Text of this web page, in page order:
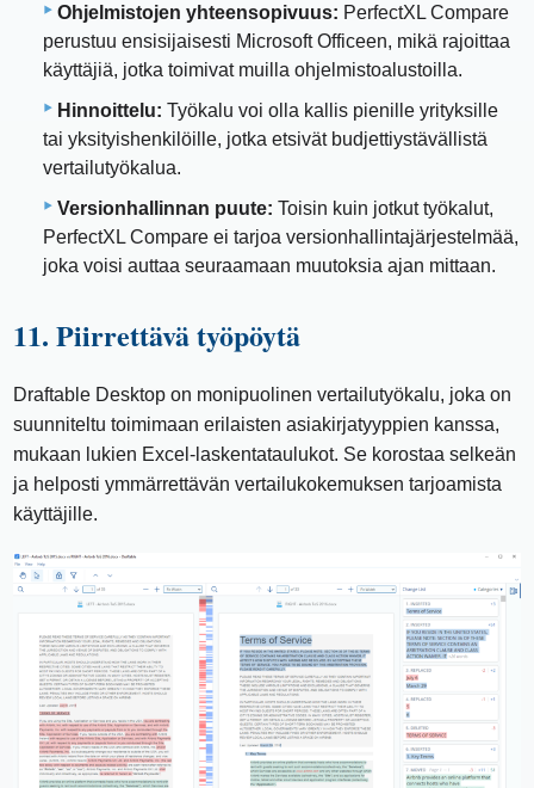
Ohjelmistojen yhteensopivuus: PerfectXL Compare
perustuu ensisijaisesti Microsoft Officeen, mikä rajoittaa
käyttäjiä, jotka toimivat muilla ohjelmistoalustoilla.
Hinnoittelu: Työkalu voi olla kallis pienille yrityksille
tai yksityishenkilöille, jotka etsivät budjettiystävällistä
vertailutyökalua.
Versionhallinnan puute: Toisin kuin jotkut työkalut,
PerfectXL Compare ei tarjoa versionhallintajärjestelmää,
joka voisi auttaa seuraamaan muutoksia ajan mittaan.
11. Piirrettävä työpöytä
Draftable Desktop on monipuolinen vertailutyökalu, joka on
suunniteltu toimimaan erilaisten asiakirjatyyppien kanssa,
mukaan lukien Excel-laskentataulukot. Se korostaa selkeän
ja helposti ymmärrettävän vertailukokemuksen tarjoamista
käyttäjille.